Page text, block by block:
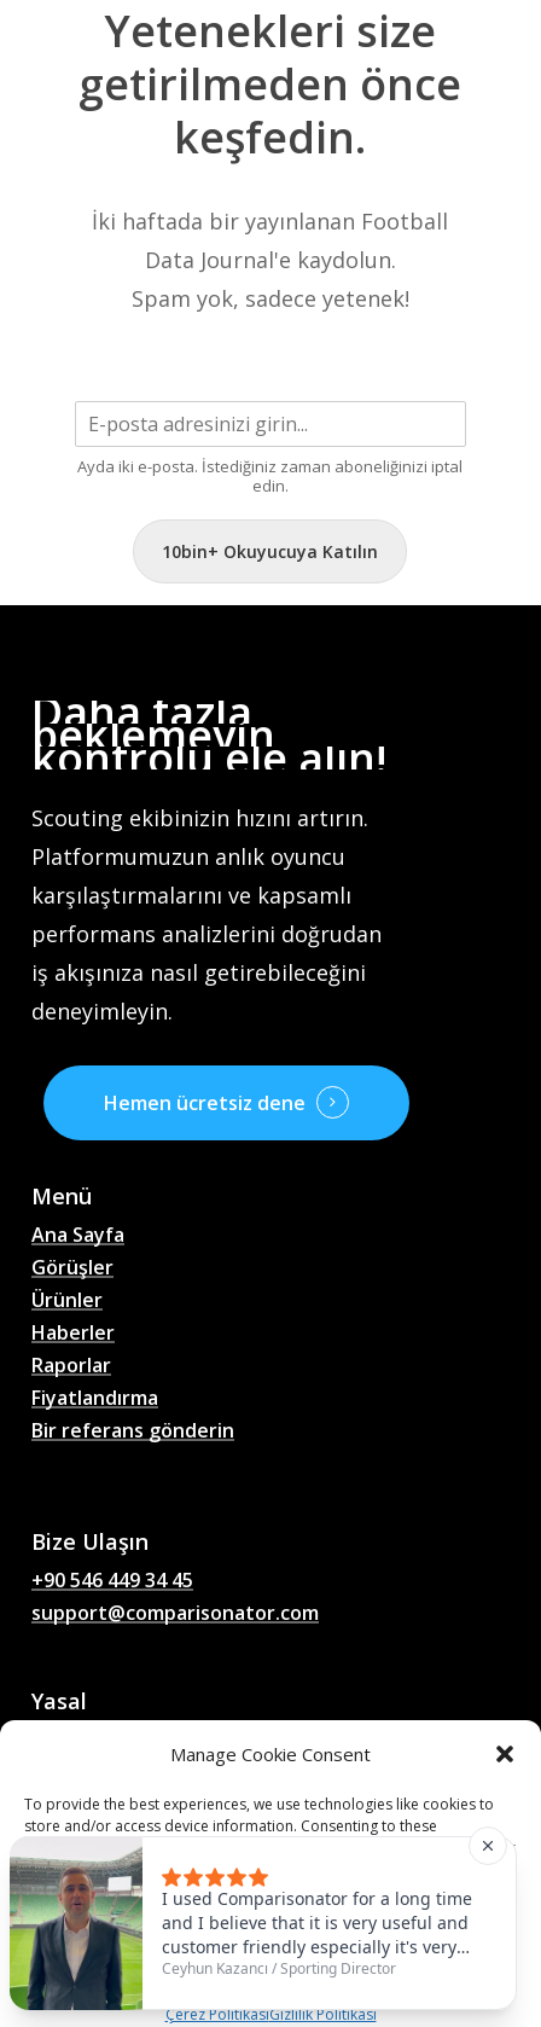
Manage Cookie Consent
To provide the best experiences, we use technologies like cookies to
store and/or access device information. Consenting to these
technologies will allow us to process data such as browsing behavior or
unique IDs on this site. Not consenting or withdrawing consent, may
adversely affect certain features and functions.
Accept
Çerez PolitikasıGizlilik Politikası
Yetenekleri size
getirilmeden önce
keşfedin.
İki haftada bir yayınlanan Football
Data Journal'e kaydolun.
Spam yok, sadece yetenek!
Ayda iki e-posta. İstediğiniz zaman aboneliğinizi iptal
edin.
10bin+ Okuyucuya Katılın
Dahafazla
beklemeyin,
kontrolü ele alın!
Scouting ekibinizin hızını artırın.
Platformumuzun anlık oyuncu
karşılaştırmalarını ve kapsamlı
performans analizlerini doğrudan
iş akışınıza nasıl getirebileceğini
deneyimleyin.
Hemen ücretsiz dene
Menü
Ana Sayfa
Görüşler
Ürünler
Haberler
Raporlar
Fiyatlandırma
Bir referans gönderin
Bize Ulaşın
+90 546 449 34 45
support@comparisonator.com
Yasal
Çerez Politikası
© 2025 Comparisonator Inc.
Tüm hakları saklıdır.I used Comparisonator for a long time
and I believe that it is very useful and
customer friendly especially it's very
useful to find some similar players that
Abubakar as number nine and it was
Ceyhun Kazancı /Sporting Director